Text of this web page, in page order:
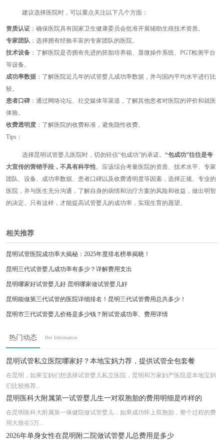
建议选择医院时，可以重点关注以下几个方面：
资质认证 ：确保医院具有国家卫生健康委员会批准开展辅助生殖技术资质。
专家团队 ：选择拥有经验丰富的专家团队的医院。
技术设备 ：了解医院是否拥有先进的胚胎培养箱、显微操作系统、PGT检测平台
等设备。
成功率数据 ：了解医院近几年的试管婴儿成功率数据，并与国内平均水平进行比
较。
患者口碑 ：通过网络论坛、社交媒体等渠道，了解其他患者对医院的评价和就医
体验。
收费透明度 ：了解医院的收费标准，避免隐性收费。
Tips：
选择昆明试管婴儿医院时，切勿轻信“包成功”的承诺。 “包成功”往往是夸
大宣传的营销手段，不具有科学性。应该综合考量医院的资质、技术水平、专家
团队、设备、成功率数据、患者口碑以及收费透明度等因素，选择正规、专业的
医院，并与医生充分沟通，了解自身的病情和治疗方案的风险和收益，做出明智
的决定。只有这样，才能提高试管婴儿的成功率，实现生育的愿望。
相关推荐
昆明试管医院成功率大揭秘：2025年度排名榜单揭晓！
昆明三代试管婴儿成功率有多少？详解费用支出
昆明哪家好试管婴儿好 昆明哪家做试管婴儿好
昆明能做第三代试管的医院详细排名！昆明三代试管费用总共多少！
昆明市三代试管婴儿价格是多少钱？附试管成功率、费用详情
昆明医科大学第二附属医院试管婴儿怎么样 成功率高吗？
热门动态 Hot Information
昆明试管私立医院哪家好？本地宝妈力荐，提供试管全包套餐
在昆明，如果宝妈们想选择试管婴儿私立医院，昆明和万家妇产医院是本地宝妈
们比较推荐...
昆明医科大附属第一试管婴儿生一对双胞胎的费用明细是咋样的
在昆明医科大附属第一保健院做试管婴儿，如果成功怀上双胞胎，整个过程的费
用大致在5万...
2026年单身女性在昆明附二院做试管婴儿总费用是多少